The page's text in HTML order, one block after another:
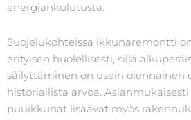
energiankulutusta.
Suojelukohteissa ikkunaremontti
erityisen huolellisesti, sillä
säilyttäminen on usein olennainen
historiallista arvoa.
puuikkunat lisäävät myös